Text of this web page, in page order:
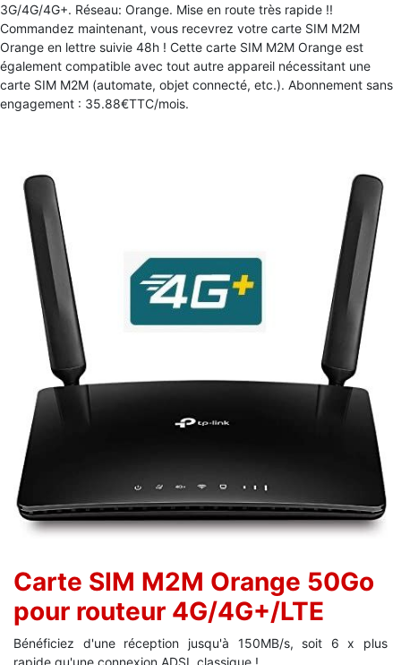
3G/4G/4G+. Réseau: Orange. Mise en route très rapide !!
Commandez maintenant, vous recevrez votre carte SIM M2M
Orange en lettre suivie 48h ! Cette carte SIM M2M Orange est
également compatible avec tout autre appareil nécessitant une
carte SIM M2M (automate, objet connecté, etc.). Abonnement sans
engagement : 35.88€TTC/mois.
Carte SIM M2M Orange 50Go
pour routeur 4G/4G+/LTE
Bénéficiez d'une réception jusqu'à 150MB/s, soit 6 x plus
rapide qu'une connexion ADSL classique !